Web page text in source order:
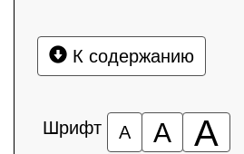
К содержанию
Шрифт А А А